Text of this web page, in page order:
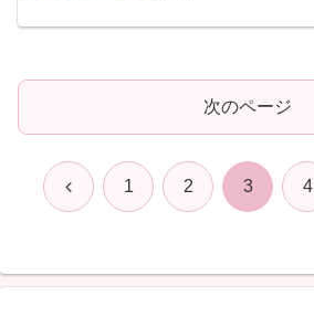
次のページ
前 1 2 3 4